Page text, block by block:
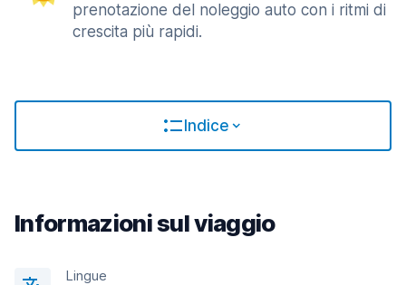
prenotazione del noleggio auto con i ritmi di
crescita più rapidi.
Indice
Informazioni sul viaggio
Lingue